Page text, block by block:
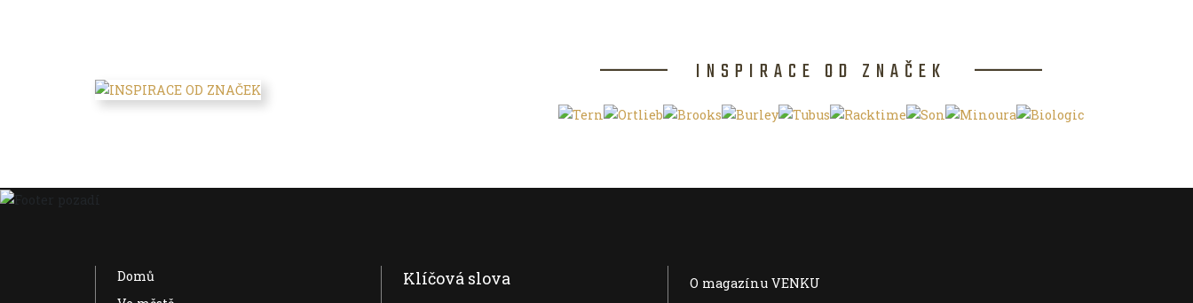
INSPIRACE OD ZNAČEK
Domů
Klíčová slova
O magazínu VENKU